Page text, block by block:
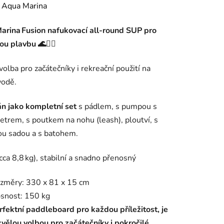
Aqua Marina
Fusion nafukovacíall‑round SUP pro
plavbu 🌊🏄‍♂️
pro začátečníky i rekreační použití na
jako kompletní sets pádlem, s pumpou s
s poutkem na nohu (leash), ploutví, s
sadou a s batohem.
8,8 kg), stabilní a snadno přenosný
330 x 81 x 15 cm
150 kg
paddleboard pro každou příležitost, je